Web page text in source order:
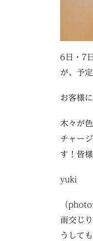
6日・7
が、予
お客様
木々が
チャー
す！皆
yuki
（
雨交じ
うして